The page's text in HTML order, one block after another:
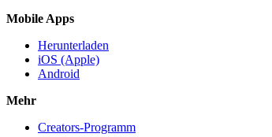
Mobile Apps
Herunterladen
iOS (Apple)
Android
Mehr
Creators-Programm